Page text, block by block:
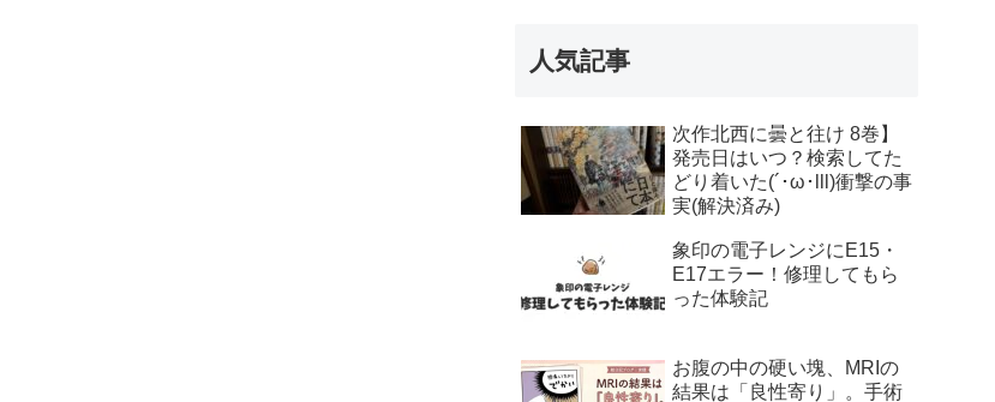
人気記事
次作北西に曇と往け 8巻】
発売日はいつ？検索してた
どり着いた(´･ω･lll)衝撃の事
実(解決済み)
象印の電子レンジにE15・
E17エラー！修理してもら
った体験記
お腹の中の硬い塊、MRIの
結果は「良性寄り」。手術